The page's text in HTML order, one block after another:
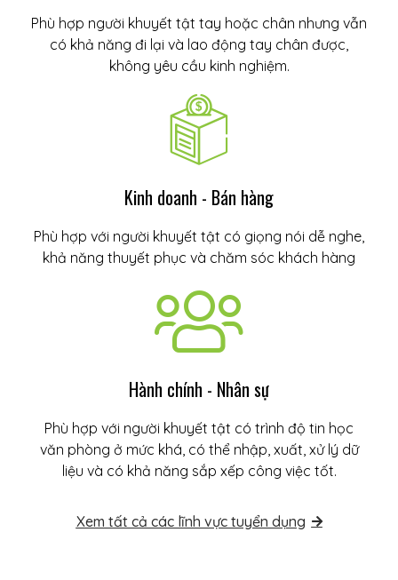
Phù hợp người khuyết tật tay hoặc chân nhưng vẫn
có khả năng đi lại và lao động tay chân được,
không yêu cầu kinh nghiệm.
Kinh doanh - Bán hàng
Phù hợp với người khuyết tật có giọng nói dễ nghe,
khả năng thuyết phục và chăm sóc khách hàng
Hành chính - Nhân sự
Phù hợp với người khuyết tật có trình độ tin học
văn phòng ở mức khá, có thể nhập, xuất, xử lý dữ
liệu và có khả năng sắp xếp công việc tốt.
Xem tất cả các lĩnh vực tuyển dụng